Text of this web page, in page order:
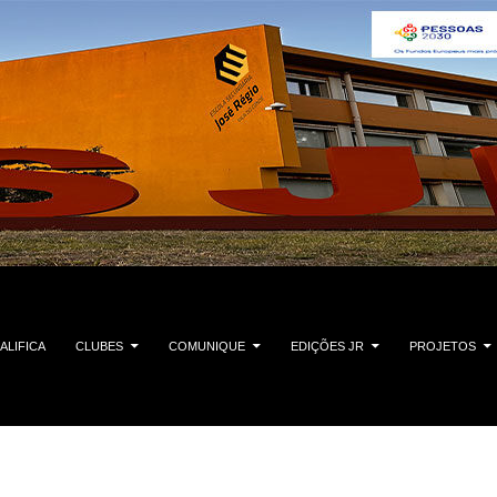
CLUBES COMUNIQUE EDIÇÕES JR PROJETOS